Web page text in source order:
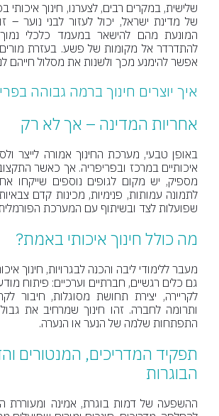
שלישית, במקרים רבים, לצערנו, חינוך איכותי
של מדינת ישראל, יכול לעזור לבני נוער –
המונעת מהם להישאר במעמד כלכלי
להתדרדר אל מקומות של פשע. בעזרת מורים
אפשר להימנע מכך ולשנות את מסלול חייהם
איך יוצרים חינוך ברמה גבוהה
אחריות המדינה – אך לא רק
באופן טבעי, מערכת החינוך אמורה לייצר
איכותיים במרכז ובפריפריה. אך כאשר התקצוב
מספיק, יש מקום לגופים נוספים שייקחו
לתמונה עמותות, פנימיות, מכינות קדם צבאיות
שפועלות לצד ובשיתוף עם המערכת
מה כולל חינוך איכותי באמת?
מעבר ללימודי ליבה והכנה לבגרויות, חינוך
גם כלים רגשיים, חברתיים וערכיים: פיתוח
לקריירה, יצירת תחושת מסוגלות, חיבור
ותרומה לחברה. זהו חינוך שמרחיב את
התפתחות שלמה של הנער או הנערה.
תפקיד המדריכים, המנטורים
הבוגרות
ההשפעה של דמות בוגרת, אמינה ומעוררת